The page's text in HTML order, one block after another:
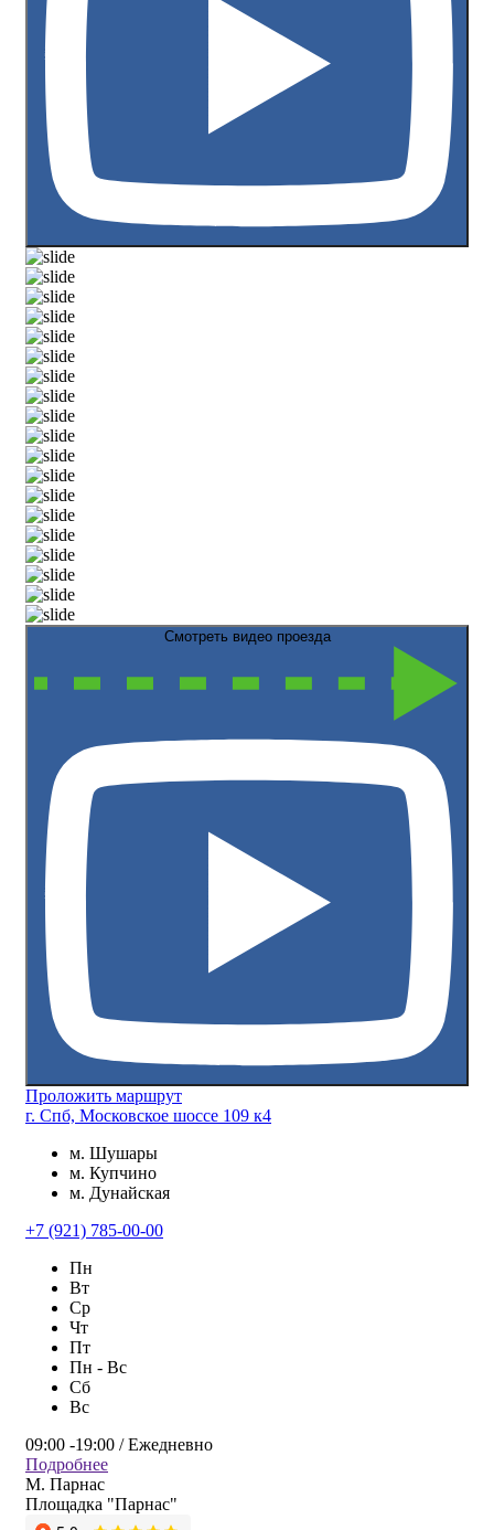
Смотреть видео проезда
Проложить маршрут
г. Спб, Московское шоссе 109 к4
м. Шушары
м. Купчино
м. Дунайская
+7 (921) 785-00-00
Пн
Вт
Ср
Чт
Пт
Пн - Вс
Сб
Вс
09:00 -19:00 / Ежедневно
Подробнее
М. Парнас
Площадка "Парнас"